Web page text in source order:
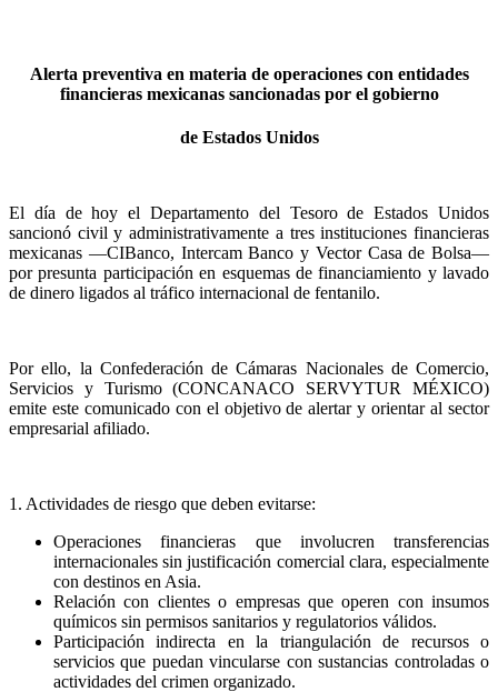
Alerta preventiva en materia de operaciones con entidades
financieras mexicanas sancionadas por el gobierno
de Estados Unidos
El día de hoy el Departamento del Tesoro de Estados Unidos
sancionó civil y administrativamente a tres instituciones financieras
mexicanas —CIBanco, Intercam Banco y Vector Casa de Bolsa—
por presunta participación en esquemas de financiamiento y lavado
de dinero ligados al tráfico internacional de fentanilo.
Por ello, la Confederación de Cámaras Nacionales de Comercio,
Servicios y Turismo (CONCANACO SERVYTUR MÉXICO)
emite este comunicado con el objetivo de alertar y orientar al sector
empresarial afiliado.
1. Actividades de riesgo que deben evitarse:
Operaciones financieras que involucren transferencias
internacionales sin justificación comercial clara, especialmente
con destinos en Asia.
Relación con clientes o empresas que operen con insumos
químicos sin permisos sanitarios y regulatorios válidos.
Participación indirecta en la triangulación de recursos o
servicios que puedan vincularse con sustancias controladas o
actividades del crimen organizado.